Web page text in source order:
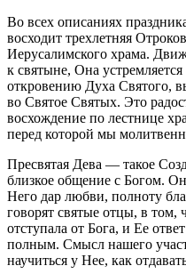
Во всех описаниях
восходит трехлетняя
Иерусалимского храма.
к святыне, Она
откровению Духа Святого,
во Святое Святых. Это
восхождение по лестнице
перед которой мы
Пресвятая Дева — такое
близкое общение с Богом.
Него дар любви, полноту
говорят святые отцы, в том,
отступала от Бога, и Ее
полным. Смысл нашего
научиться у Нее, как